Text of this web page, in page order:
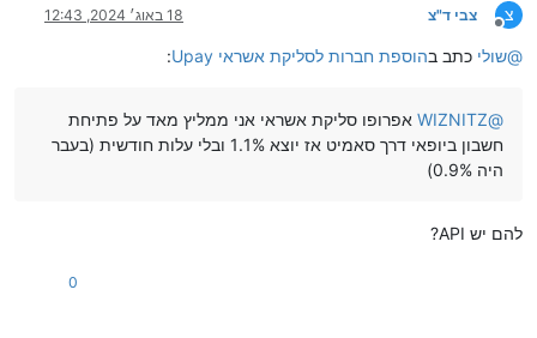
צ
מנותק
צבי ד"צ 18 באוג׳ 2024, 12:43
@שולי כתב בהוספת חברות לסליקת אשראי Upay :
@
WIZNITZ אפרופו סליקת אשראי אני ממליץ מאד על פתיחת
חשבון ביופאי דרך סאמיט אז יוצא 1.1% ובלי עלות חודשית (בעבר
היה 0.9%)
להם יש API?
0